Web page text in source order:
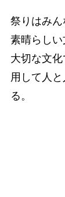
祭りはみ
素晴らし
大切な文
用して人
る。